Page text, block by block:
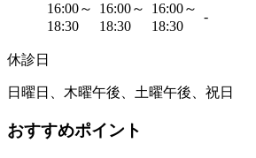
16:00～
18:30
16:00～
18:30
16:00～
18:30
-
休診日
日曜日、木曜午後、土曜午後、祝日
おすすめポイント